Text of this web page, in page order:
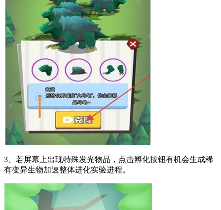
3、若屏幕上出现特殊发光物品，点击孵化按钮有机会生成稀
有变异生物加速整体进化实验进程。